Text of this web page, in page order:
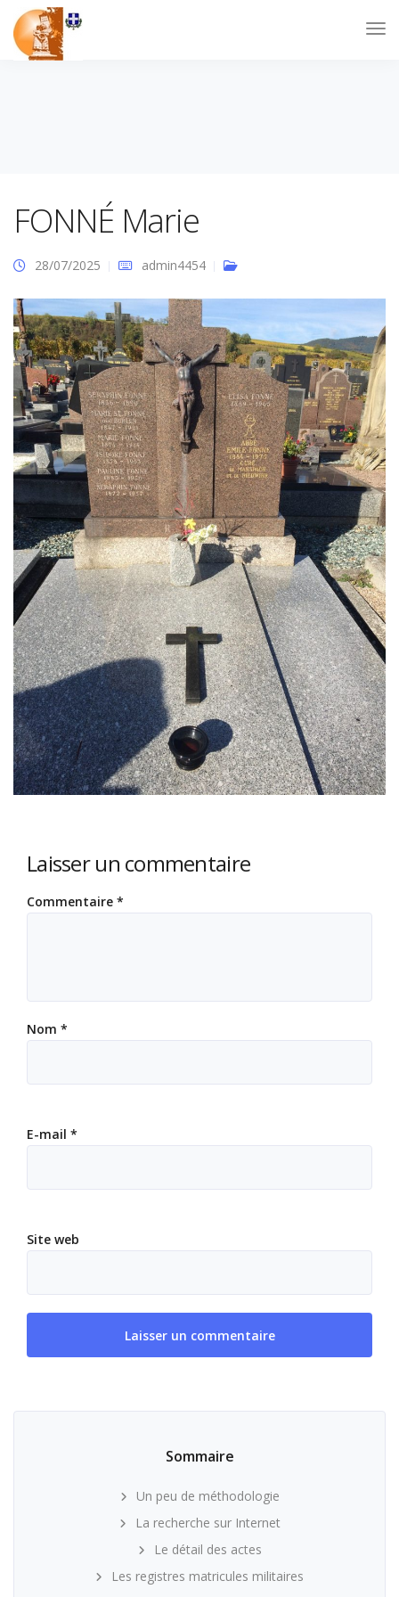
FONNÉ Marie
28/07/2025 admin4454
Laisser un commentaire
Commentaire *
Nom *
E-mail *
Site web
Sommaire
Un peu de méthodologie
La recherche sur Internet
Le détail des actes
Les registres matricules militaires